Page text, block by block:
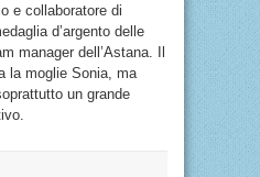
e collaboratore di
d’argento delle
manager dell’Astana. Il
la moglie Sonia, ma
un grande